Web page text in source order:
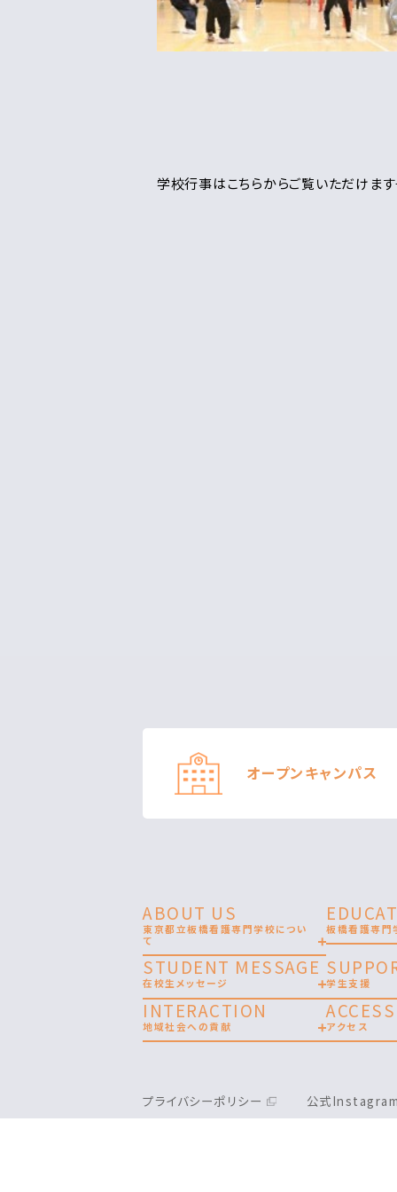
学校行事はこちらからご覧いただけま
オープンキャンパス
ABOUT US
東京都立板橋看護専門学校につい
て
板橋看護専門
STUDENT MESSAGE
在校生メッセージ 学生支援
INTERACTION
地域社会への貢献
ACCESS
アクセス
プライバシーポリシー 公式